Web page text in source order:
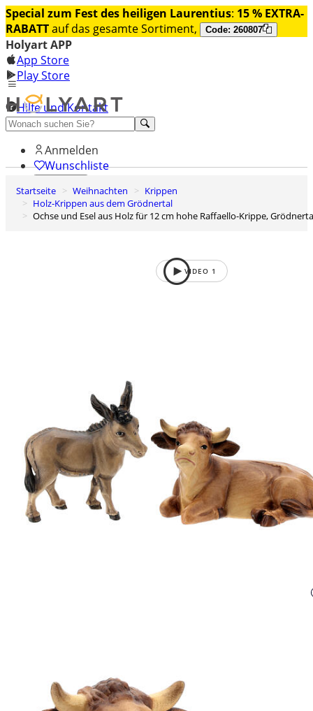
Special zum Fest des heiligen Laurentius: 15 % EXTRA-
RABATTauf das gesamte Sortiment, Code: 260807
Holyart APP
App Store
Play Store
Hilfe und Kontakt
Entdecken Sie Premium
Anmelden
Wunschliste
0
Warenkorb
Startseite Weihnachten
Krippen
Holz-Krippen aus dem Grödnertal
Ochse und Esel aus Holz für 12 cm hohe Raffaello-Krippe,
VIDEO 1